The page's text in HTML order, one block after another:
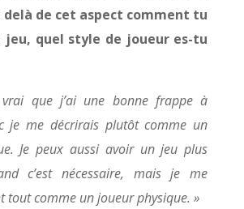
delà de cet aspect comment tu
jeu, quel style de joueur es-tu
vrai que j’ai une bonne frappe à
je me décrirais plutôt comme un
Je peux aussi avoir un jeu plus
c’est nécessaire, mais je me
tout comme un joueur physique. »